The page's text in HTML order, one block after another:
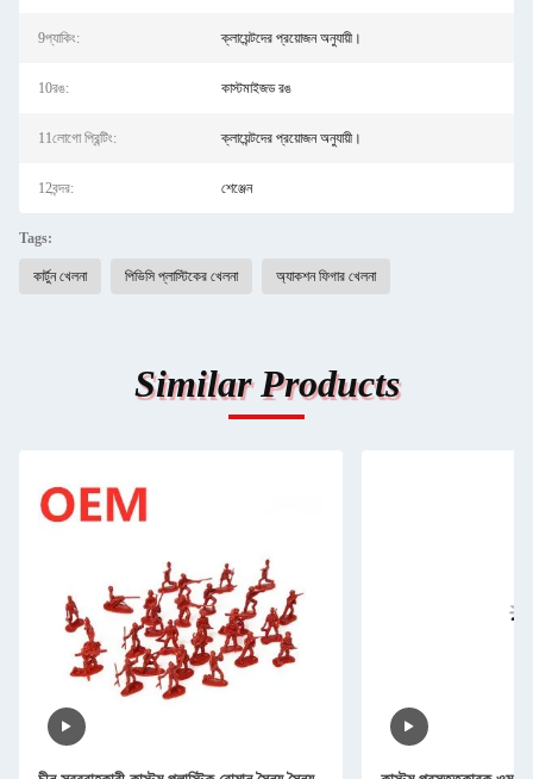
9প্যাকিং: ক্লায়েন্টদের প্রয়োজন অনুযায়ী।
10রঙ: কাস্টমাইজড রঙ
11লোগো প্রিন্টিং: ক্লায়েন্টদের প্রয়োজন অনুযায়ী।
12বন্দর: শেঞ্জেন
Tags:
কার্টুন খেলনা পিভিসি প্লাস্টিকের খেলনা অ্যাকশন ফিগার খেলনা
Similar Products